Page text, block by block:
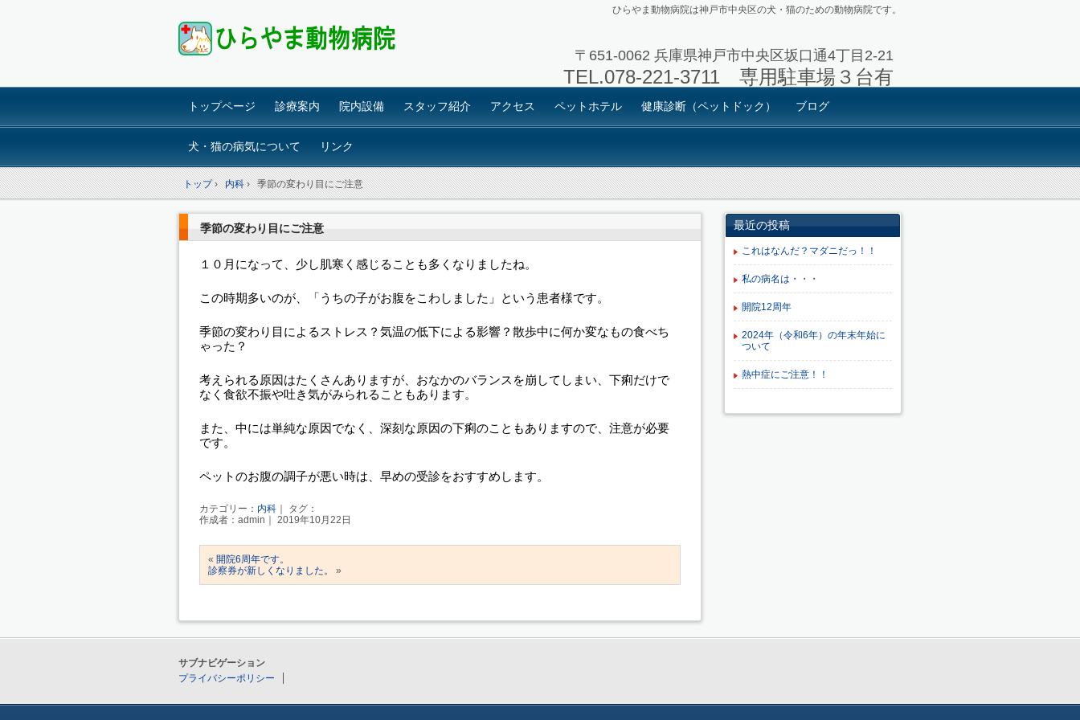
ひらやま動物病院は神戸市中央区の犬・猫のための動物病院です。
〒651-0062 兵庫県神戸市中央区坂口通4丁目2-21
TEL.078-221-3711 専用駐車場３台有
トップページ 診療案内 院内設備 スタッフ紹介 アクセス ペットホテル 健康診断（ペットドック） ブログ
犬・猫の病気について リンク
トップ› 内科› 季節の変わり目にご注意
季節の変わり目にご注意
１０月になって、少し肌寒く感じることも多くなりましたね。
この時期多いのが、「うちの子がお腹をこわしました」という患者様です。
季節の変わり目によるストレス？気温の低下による影響？散歩中に何か変なもの食べち
ゃった？
考えられる原因はたくさんありますが、おなかのバランスを崩してしまい、下痢だけで
なく食欲不振や吐き気がみられることもあります。
また、中には単純な原因でなく、深刻な原因の下痢のこともありますので、注意が必要
です。
ペットのお腹の調子が悪い時は、早めの受診をおすすめします。
カテゴリー： 内科 ｜ タグ：
作成者：admin｜ 2019年10月22日
« 開院6周年です。
診察券が新しくなりました。
»
最近の投稿
これはなんだ？マダニだっ！！
私の病名は・・・
開院12周年
2024年（令和6年）の年末年始に
ついて
熱中症にご注意！！
サブナビゲーション
プライバシーポリシー